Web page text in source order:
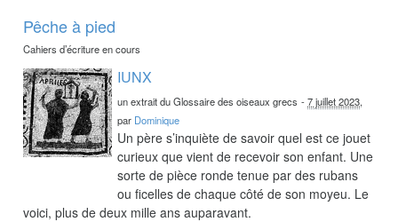
Pêche à pied
Cahiers d’écriture en cours
IUNX
un extrait du Glossaire des oiseaux grecs -7 juillet 2023,
par Dominique
Un père s’inquiète de savoir quel est ce jouet
curieux que vient de recevoir son enfant. Une
sorte de pièce ronde tenue par des rubans
ou ficelles de chaque côté de son moyeu. Le
voici, plus de deux mille ans auparavant.